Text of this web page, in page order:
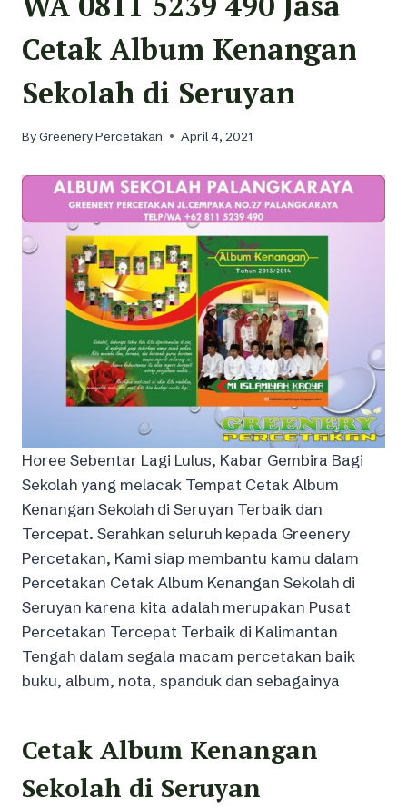
Cetak Album Kenangan
Sekolah di Seruyan
ByGreenery Percetakan April 4, 2021
Horee Sebentar Lagi Lulus, Kabar Gembira Bagi
Sekolah yang melacak Tempat Cetak Album
Kenangan Sekolah di Seruyan Terbaik dan
Tercepat. Serahkan seluruh kepada Greenery
Percetakan, Kami siap membantu kamu dalam
Percetakan Cetak Album Kenangan Sekolah di
Seruyan karena kita adalah merupakan Pusat
Percetakan Tercepat Terbaik di Kalimantan
Tengah dalam segala macam percetakan baik
buku, album, nota, spanduk dan sebagainya
Cetak Album Kenangan
Sekolah di Seruyan